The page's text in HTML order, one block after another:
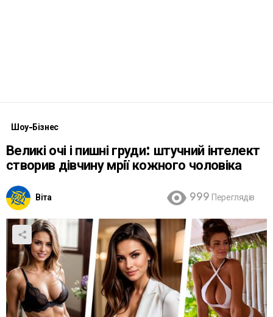
Шоу-Бізнес
Великі очі і пишні груди: штучний інтелект
створив дівчину мрії кожного чоловіка
Віта 999 Переглядів